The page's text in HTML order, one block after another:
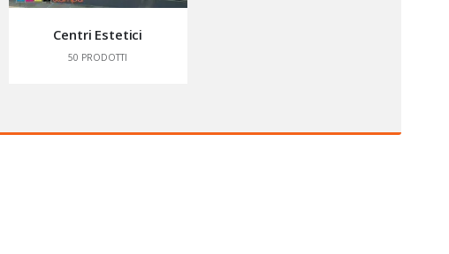
Centri Estetici
50 PRODOTTI